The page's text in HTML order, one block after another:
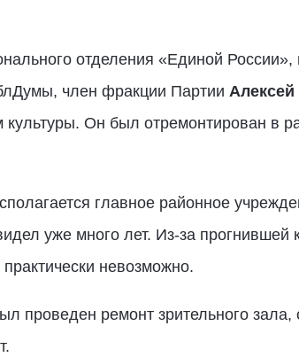
отделения «Единой
член фракции Партии
Он был отремонтирован в
главное районное
уже много лет. Из-за
невозможно.
проведен ремонт зрительного